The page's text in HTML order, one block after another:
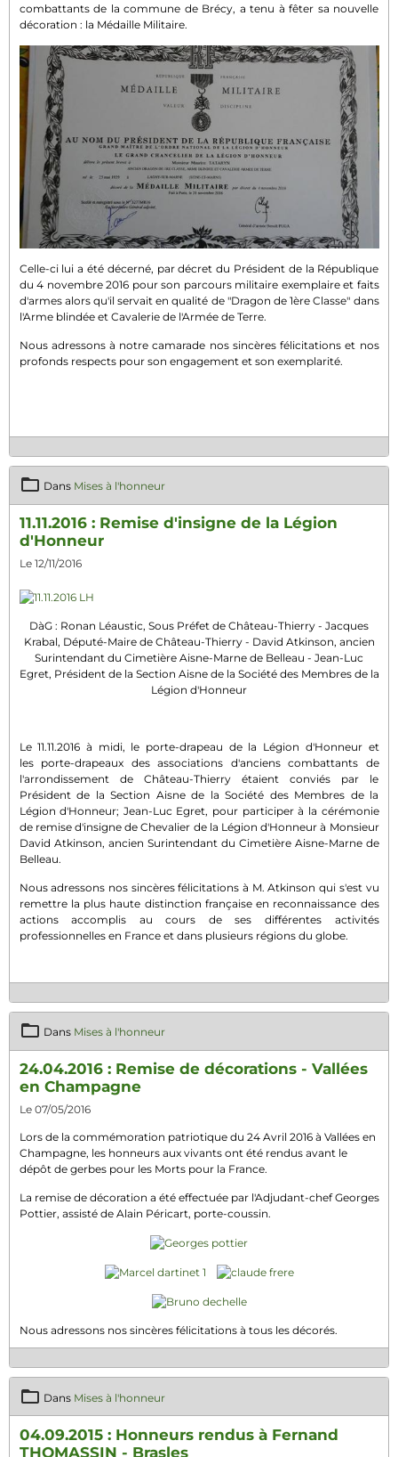
combattants de la commune de Brécy, a tenu à fêter sa nouvelle
décoration : la Médaille Militaire.
Celle-ci lui a été décerné, par décret du Président de la République
du 4 novembre 2016 pour son parcours militaire exemplaire et faits
d'armes alors qu'il servait en qualité de "Dragon de 1ère Classe" dans
l'Arme blindée et Cavalerie de l'Armée de Terre.
Nous adressons à notre camarade nos sincères félicitations et nos
profonds respects pour son engagement et son exemplarité.
Dans Mises à l'honneur
11.11.2016 : Remise d'insigne de la Légion
d'Honneur
Le 12/11/2016
DàG : Ronan Léaustic, Sous Préfet de Château-Thierry - Jacques
Krabal, Député-Maire de Château-Thierry - David Atkinson, ancien
Surintendant du Cimetière Aisne-Marne de Belleau - Jean-Luc
Egret, Président de la Section Aisne de la Société des Membres de la
Légion d'Honneur
Le 11.11.2016 à midi, le porte-drapeau de la Légion d'Honneur et
les porte-drapeaux des associations d'anciens combattants de
l'arrondissement de Château-Thierry étaient conviés par le
Président de la Section Aisne de la Société des Membres de la
Légion d'Honneur; Jean-Luc Egret, pour participer à la cérémonie
de remise d'insigne de Chevalier de la Légion d'Honneur à Monsieur
David Atkinson, ancien Surintendant du Cimetière Aisne-Marne de
Belleau.
Nous adressons nos sincères félicitations à M. Atkinson qui s'est vu
remettre la plus haute distinction française en reconnaissance des
actions accomplis au cours de ses différentes activités
professionnelles en France et dans plusieurs régions du globe.
Dans Mises à l'honneur
24.04.2016 : Remise de décorations - Vallées
en Champagne
Le 07/05/2016
Lors de la commémoration patriotique du 24 Avril 2016 à Vallées en
Champagne, les honneurs aux vivants ont été rendus avant le
dépôt de gerbes pour les Morts pour la France.
La remise de décoration a été effectuée par l'Adjudant-chef Georges
Pottier, assisté de Alain Péricart, porte-coussin.
Nous adressons nos sincères félicitations à tous les décorés.
Dans Mises à l'honneur
04.09.2015 : Honneurs rendus à Fernand
THOMASSIN - Brasles